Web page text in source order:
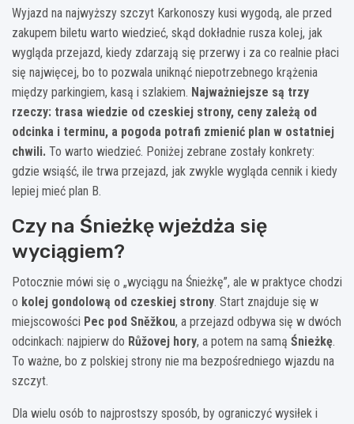
Wyjazd na najwyższy szczyt Karkonoszy kusi wygodą, ale przed
zakupem biletu warto wiedzieć, skąd dokładnie rusza kolej, jak
wygląda przejazd, kiedy zdarzają się przerwy i za co realnie płaci
się najwięcej, bo to pozwala uniknąć niepotrzebnego krążenia
między parkingiem, kasą i szlakiem. Najważniejsze są trzy
rzeczy: trasa wiedzie od czeskiej strony, ceny zależą od
odcinka i terminu, a pogoda potrafi zmienić plan w ostatniej
chwili. To warto wiedzieć. Poniżej zebrane zostały konkrety:
gdzie wsiąść, ile trwa przejazd, jak zwykle wygląda cennik i kiedy
lepiej mieć plan B.
Czy na Śnieżkę wjeżdża się
wyciągiem?
Potocznie mówi się o „wyciągu na Śnieżkę”, ale w praktyce chodzi
o kolej gondolową od czeskiej strony. Start znajduje się w
miejscowości Pec pod Sněžkou, a przejazd odbywa się w dwóch
odcinkach: najpierw do Růžovej hory, a potem na samą Śnieżkę.
To ważne, bo z polskiej strony nie ma bezpośredniego wjazdu na
szczyt.
Dla wielu osób to najprostszy sposób, by ograniczyć wysiłek i